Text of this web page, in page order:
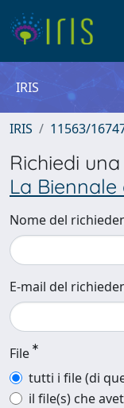
IRIS
IRIS 11563/
Richiedi
La Biennale
Nome del
E-mail del
File
tutti i file (di
il file(s) che